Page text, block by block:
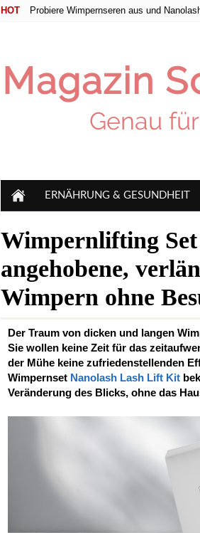
HOT Probiere Wimpernseren aus und
ERNÄHRUNG & GESUNDHEIT
Wimpernlifting
angehobene,
Wimpern ohne
Der Traum von dicken und langen
Sie wollen keine Zeit für das
der Mühe keine zufriedenstellenden
Wimpernset Nanolash Lash Lift Kit
Veränderung des Blicks, ohne das